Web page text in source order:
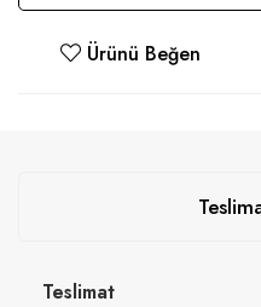
Ürünü Beğen
Teslimat